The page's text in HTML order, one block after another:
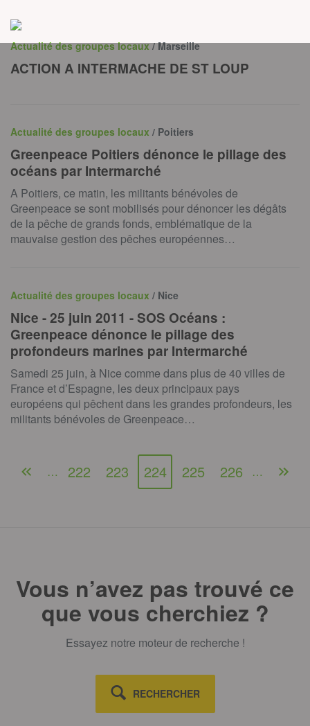
Actualité des groupes locaux/ Marseille
ACTION A INTERMACHE DE ST LOUP
Actualité des groupes locaux / Poitiers
Greenpeace Poitiers dénonce le pillage des
océans par Intermarché
A Poitiers, ce matin, les militants bénévoles de
Greenpeace se sont mobilisés pour dénoncer les dégâts
de la pêche de grands fonds, emblématique de la
mauvaise gestion des pêches européennes…
Actualité des groupes locaux / Nice
Nice - 25 juin 2011 - SOS Océans :
Greenpeace dénonce le pillage des
profondeurs marines par Intermarché
Samedi 25 juin, à Nice comme dans plus de 40 villes de
France et d’Espagne, les deux principaux pays
européens qui pêchent dans les grandes profondeurs, les
militants bénévoles de Greenpeace…
… 222 223 224 225 226 …
Vous n’avez pas trouvé ce
que vous cherchiez ?
Essayez notre moteur de recherche !
RECHERCHER